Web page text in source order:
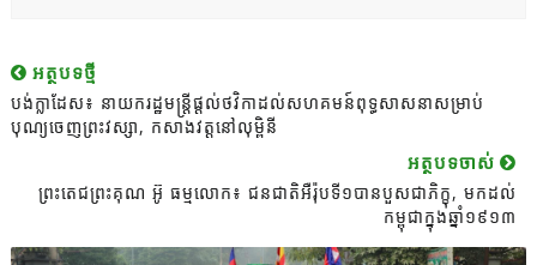
អត្ថបទថ្មី
បង់ក្លាដែស៖ នាយករដ្ឋមន្ត្រីផ្ដល់ថវិកាដល់សហគមន៍ពុទ្ធសាសនាសម្រាប់
បុណ្យចេញព្រះវស្សា, កសាងវត្តនៅលុម្ពិនី
អត្ថបទចាស់
ព្រះតេជព្រះគុណ អ៊ូ ធម្មលោក៖ ជនជាតិអឺរ៉ុបទី១បានបួសជាភិក្ខុ, មកដល់
កម្ពុជាក្នុងឆ្នាំ១៩១៣